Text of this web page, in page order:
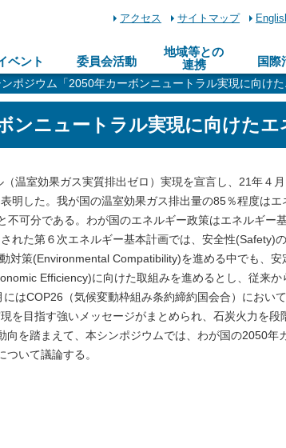
アクセス サイトマップ
ベント 委員会活動
地域等との
連携
国際
ポジウム「2050年カーボンニュートラル実現に向け
ンニュートラル実現に向けた
温室効果ガス実質排出ゼロ）実現を宣言し、21年４
明した。我が国の温室効果ガス排出量の85％程度はエ
可分である。わが国のエネルギー政策はエネルギー
れた第６次エネルギー基本計画では、安全性(Safety)
対策(Environmental Compatibility)を進める中でも、安
Efficiency)に向けた取組みを進めるとし、従来か
はCOP26（気候変動枠組み条約締約国会合）におい
を目指す強いメッセージがまとめられ、石炭火力を段
を踏まえて、本シンポジウムでは、わが国の2050年
いて議論する。